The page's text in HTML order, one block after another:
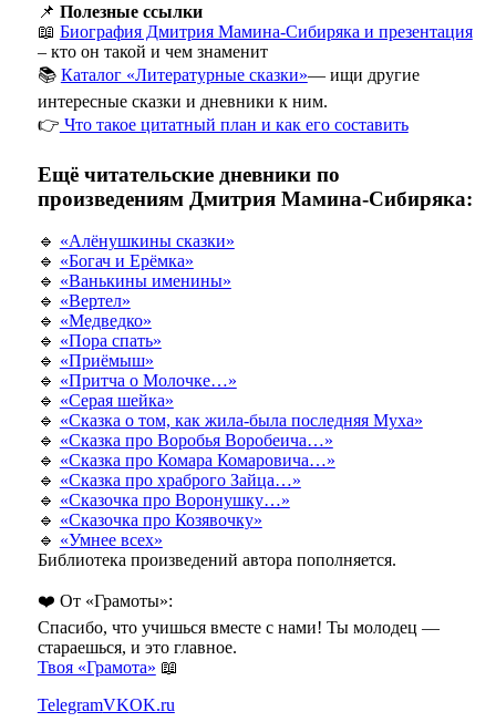
📌 Полезные ссылки
📖 Биография Дмитрия Мамина-Сибиряка и презентация
– кто он такой и чем знаменит
📚 Каталог «Литературные сказки»— ищи другие
интересные сказки и дневники к ним.
👉 Что такое цитатный план и как его составить
Ещё читательские дневники по
произведениям Дмитрия Мамина-Сибиряка:
🔹 «Алёнушкины сказки»
🔹 «Богач и Ерёмка»
🔹 «Ванькины именины»
🔹 «Вертел»
🔹 «Медведко»
🔹 «Пора спать»
🔹 «Приёмыш»
🔹 «Притча о Молочке…»
🔹 «Серая шейка»
🔹 «Сказка о том, как жила-была последняя Муха»
🔹 «Сказка про Воробья Воробеича…»
🔹 «Сказка про Комара Комаровича…»
🔹 «Сказка про храброго Зайца…»
🔹 «Сказочка про Воронушку…»
🔹 «Сказочка про Козявочку»
🔹 «Умнее всех»
Библиотека произведений автора пополняется.
❤️ От «Грамоты»:
Спасибо, что учишься вместе с нами! Ты молодец —
стараешься, и это главное.
Твоя «Грамота» 📖
TelegramVKOK.ru